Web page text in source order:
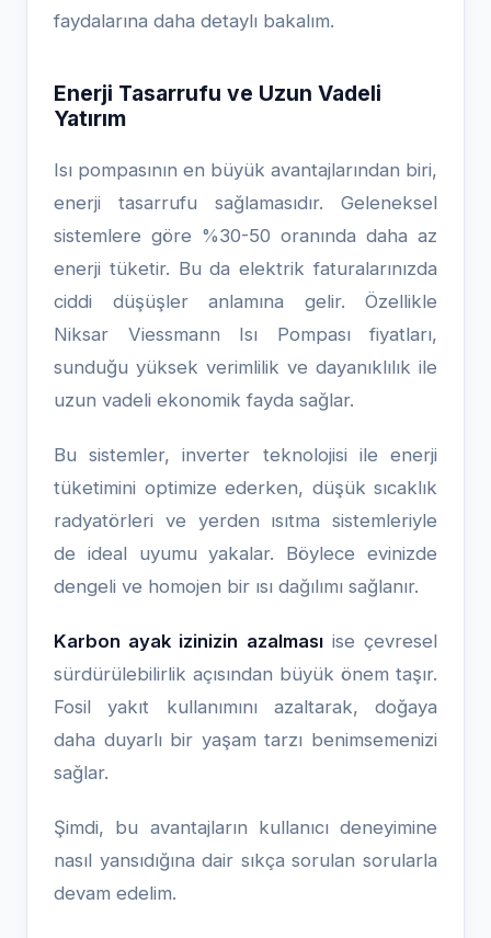
faydalarına daha detaylı bakalım.
Enerji Tasarrufu ve Uzun Vadeli
Yatırım
Isı pompasının en büyük avantajlarından biri,
enerji tasarrufu sağlamasıdır. Geleneksel
sistemlere göre %30-50 oranında daha az
enerji tüketir. Bu da elektrik faturalarınızda
ciddi düşüşler anlamına gelir. Özellikle
Niksar Viessmann Isı Pompası fiyatları,
sunduğu yüksek verimlilik ve dayanıklılık ile
uzun vadeli ekonomik fayda sağlar.
Bu sistemler, inverter teknolojisi ile enerji
tüketimini optimize ederken, düşük sıcaklık
radyatörleri ve yerden ısıtma sistemleriyle
de ideal uyumu yakalar. Böylece evinizde
dengeli ve homojen bir ısı dağılımı sağlanır.
Karbon ayak izinizin azalmasıise çevresel
sürdürülebilirlik açısından büyük önem taşır.
Fosil yakıt kullanımını azaltarak, doğaya
daha duyarlı bir yaşam tarzı benimsemenizi
sağlar.
Şimdi, bu avantajların kullanıcı deneyimine
nasıl yansıdığına dair sıkça sorulan sorularla
devam edelim.